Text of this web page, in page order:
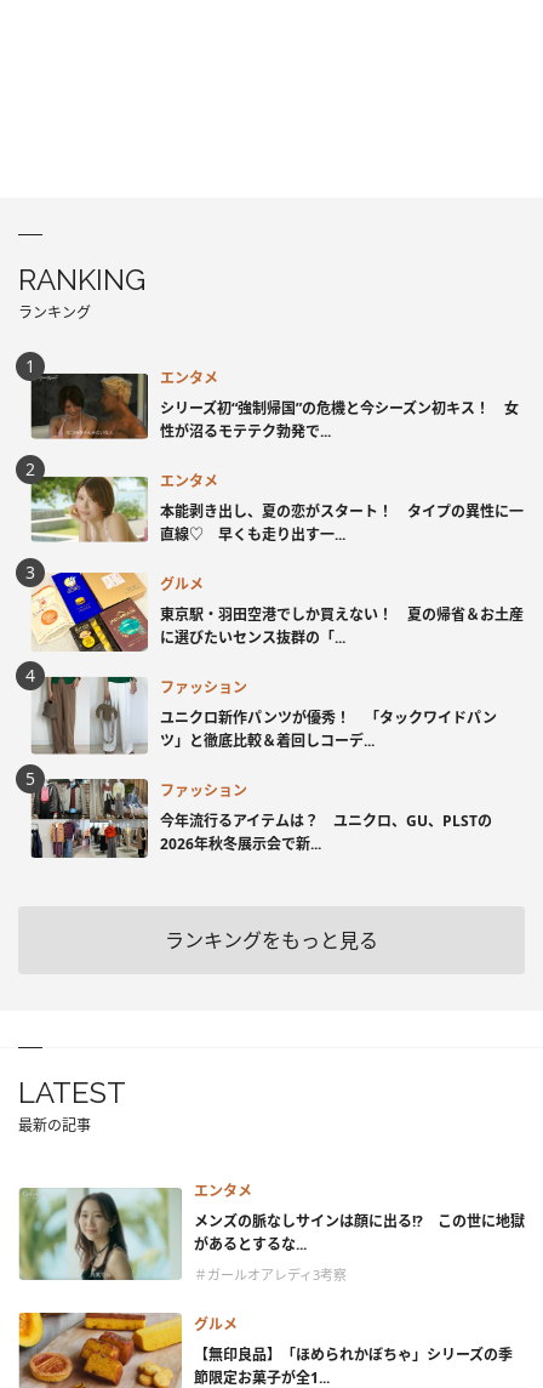
RANKING
ランキング
エンタメ
シリーズ初“強制帰国”の危機と今シーズン初キス！ 女
性が沼るモテテク勃発で...
エンタメ
本能剥き出し、夏の恋がスタート！ タイプの異性に一
直線♡ 早くも走り出す一...
グルメ
東京駅・羽田空港でしか買えない！ 夏の帰省＆お土産
に選びたいセンス抜群の「...
ファッション
ユニクロ新作パンツが優秀！ 「タックワイドパン
ツ」と徹底比較＆着回しコーデ...
ファッション
今年流行るアイテムは？ ユニクロ、GU、PLSTの
2026年秋冬展示会で新...
ランキングをもっと見る
LATEST
最新の記事
エンタメ
メンズの脈なしサインは顔に出る!? この世に地獄
があるとするな...
＃ガールオアレディ3考察
グルメ
【無印良品】「ほめられかぼちゃ」シリーズの季
節限定お菓子が全1...